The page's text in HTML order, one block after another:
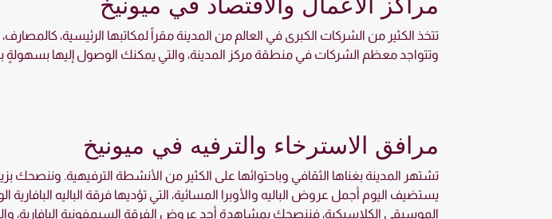
تتخذ الكثير من الشركات الكبرى في العالم من المدينة مقراً لمكاتبها الرئيسية،
وتتواجد معظم الشركات في منطقة مركز المدينة، والتي يمكنك الوصول إليها بسهولةٍ
مرافق الاسترخاء والترفيه في ميونيخ
تشتهر المدينة بغناها الثقافي وباحتوائها على الكثير من الأنشطة الترفيهية.
يستضيف اليوم أجمل عروض الباليه والأوبرا المسائية، التي تؤديها فرقة الباليه
الموسيقى الكلاسيكية، فننصحك بمشاهدة أحد عروض الفرقة السيمفونية البافارية،